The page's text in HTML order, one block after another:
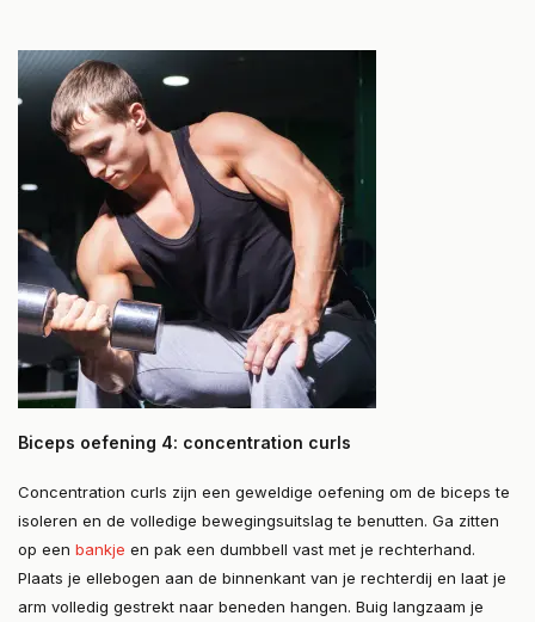
Biceps oefening 4: concentration curls
Concentration curls zijn een geweldige oefening om de biceps te
isoleren en de volledige bewegingsuitslag te benutten. Ga zitten
op een bankje en pak een dumbbell vast met je rechterhand.
Plaats je ellebogen aan de binnenkant van je rechterdij en laat je
arm volledig gestrekt naar beneden hangen. Buig langzaam je